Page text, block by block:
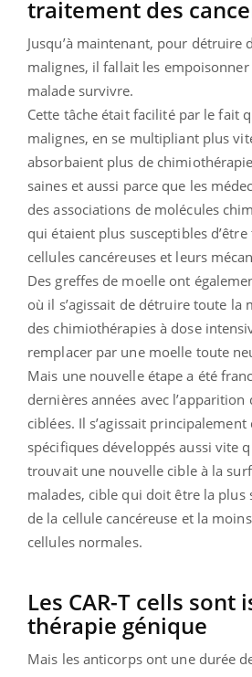
traitement des
Jusqu’à maintenant, pour détruire
malignes, il fallait les
malade survivre.
Cette tâche était facilité par le fait
malignes, en se multipliant plus
absorbaient plus de
saines et aussi parce que les
des associations de molécules
qui étaient plus susceptibles
cellules cancéreuses et leurs
Des greffes de moelle ont
où il s’agissait de détruire toute la
des chimiothérapies à dose
remplacer par une moelle toute
Mais une nouvelle étape a été
dernières années avec l’apparition
ciblées. Il s’agissait principalement
spécifiques développés aussi vite
trouvait une nouvelle cible à la
malades, cible qui doit être la plus
de la cellule cancéreuse et la
cellules normales.
Les CAR-T cells sont
thérapie génique
Mais les anticorps ont une durée